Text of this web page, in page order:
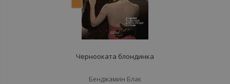
Чернооката блондинка
Бенджамин Блак